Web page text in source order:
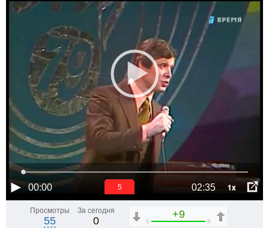
00:00 02:35 1x
5
Просмотры
55
За сегодня
0
+9
0 9